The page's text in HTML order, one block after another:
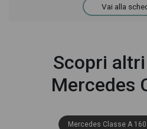
Vai alla
Scopri
Mercedes
Mercedes Classe A